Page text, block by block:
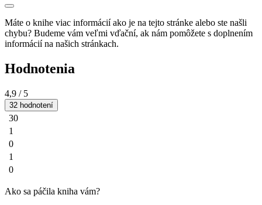
Máte o knihe viac informácií ako je na tejto stránke alebo ste našli
chybu? Budeme vám veľmi vďační, ak nám pomôžete s doplnením
informácií na našich stránkach.
Hodnotenia
4,9 / 5
32 hodnotení
30
1
0
1
0
Ako sa páčila kniha vám?